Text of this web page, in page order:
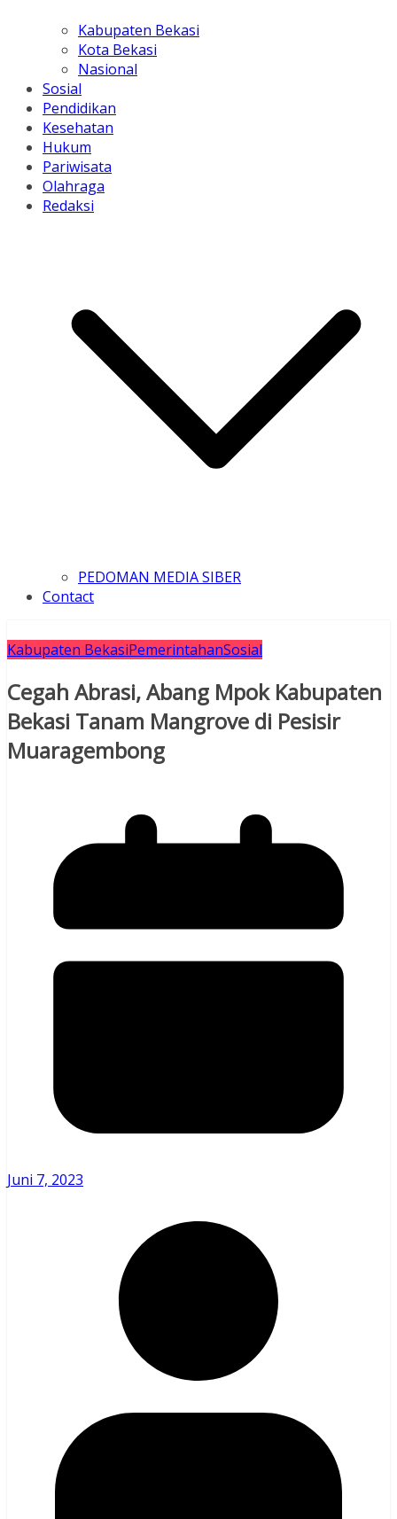
Kabupaten Bekasi
Kota Bekasi
Nasional
Sosial
Pendidikan
Kesehatan
Hukum
Pariwisata
Olahraga
Redaksi
PEDOMAN MEDIA SIBER
Contact
Kabupaten BekasiPemerintahanSosial
Cegah Abrasi, Abang Mpok Kabupaten
Bekasi Tanam Mangrove di Pesisir
Muaragembong
Juni 7, 2023